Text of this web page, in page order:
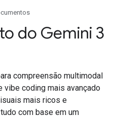
do Gemini 3
compreensão multimodal
coding mais avançado
mais ricos e
com base em um